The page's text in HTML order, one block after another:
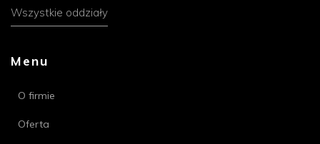
Wszystkie oddziały
Menu
O firmie
Oferta